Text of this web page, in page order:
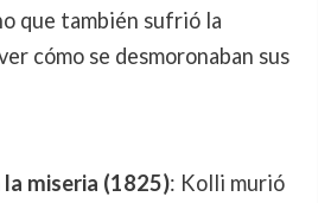
que también sufrió la
cómo se desmoronaban sus
miseria (1825): Kolli murió